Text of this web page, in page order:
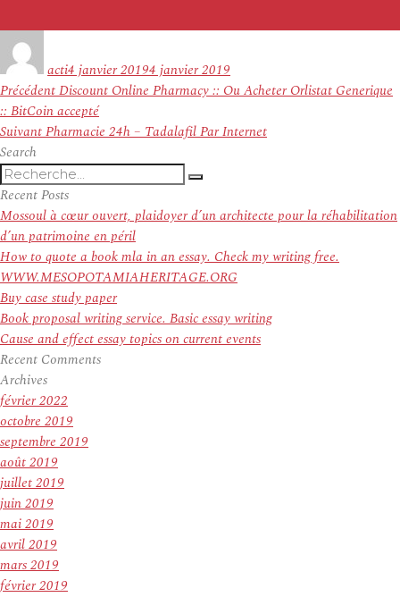
actile
4 janvier 20194 janvier 2019
Navigation
de
l’article
PrécédentArticle
précédent :
Discount Online Pharmacy :: Ou Acheter Orlistat Generique
:: BitCoin accepté
SuivantArticle
Pharmacie 24h – Tadalafil Par Internet
Search
Recherche
pour
:
Recherche
Recent Posts
Mossoul à cœur ouvert, plaidoyer d’un architecte pour la réhabilitation
d’un patrimoine en péril
How to quote a book mla in an essay. Check my writing free.
WWW.MESOPOTAMIAHERITAGE.ORG
Buy case study paper
Book proposal writing service. Basic essay writing
Cause and effect essay topics on current events
Recent Comments
Archives
février 2022
octobre 2019
septembre 2019
août 2019
juillet 2019
juin 2019
mai 2019
avril 2019
mars 2019
février 2019